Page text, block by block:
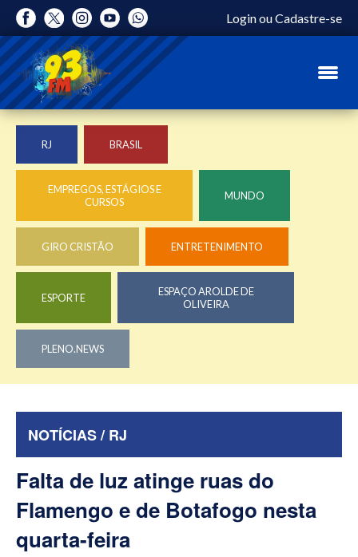
LoginouCadastre-se
RJ BRASIL
EMPREGOS, ESTÁGIOS E
CURSOS
MUNDO
GIRO CRISTÃO ENTRETENIMENTO
ESPORTE
ESPAÇO AROLDE DE
OLIVEIRA
PLENO.NEWS
NOTÍCIAS / RJ
Falta de luz atinge ruas do
Flamengo e de Botafogo nesta
quarta-feira